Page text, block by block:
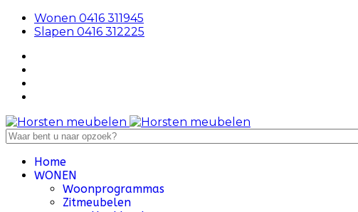
Wonen 0416 311945
Slapen 0416 312225
Home
WONEN
Woonprogrammas
Zitmeubelen